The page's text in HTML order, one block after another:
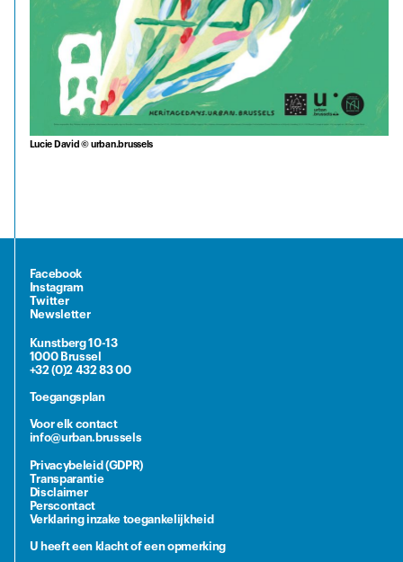
Lucie David © urban.brussels
Facebook
Instagram
Twitter
Newsletter
Kunstberg 10-13
1000 Brussel
+32 (0)2 432 83 00
Toegangsplan
Voor elk contact
info@urban.brussels
Privacybeleid (GDPR)
Transparantie
Disclaimer
Perscontact
Verklaring inzake toegankelijkheid
U heeft een klacht of een opmerking